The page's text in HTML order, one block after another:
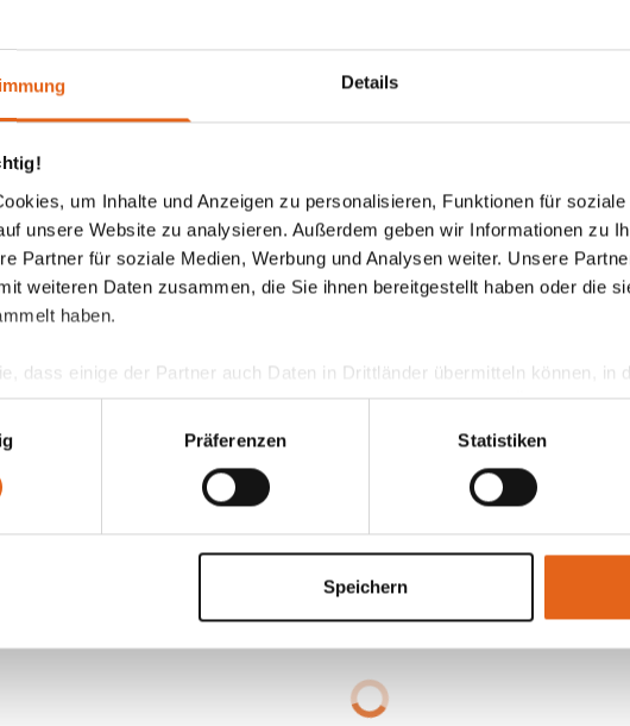
Details
um Inhalte und Anzeigen zu personalisieren, Funktionen für
unsere Website zu analysieren. Außerdem geben wir Informationen zu
Partner für soziale Medien, Werbung und Analysen weiter. Unsere
weiteren Daten zusammen, die Sie ihnen bereitgestellt haben oder die
haben.
dass einige der Partner auch Daten in Drittländer übermitteln können, in
besteht als in der EU. Wir stellen sicher, dass die Übermittlung
mit den geltenden Datenschutzgesetzen erfolgt und geeignete
zu unseren Cookies, wenn Sie unsere Webseite weiterhin nutzen.
Präferenzen Statistiken
Speichern
Die Lagerhallen von Haas bieten schnelle,
wirtschaftliche und energieeffiziente Lösungen für Ihre
Lagerbedürfnisse.